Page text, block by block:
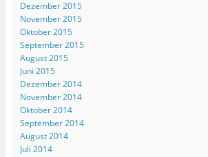
Dezember 2015
November 2015
Oktober 2015
September 2015
August 2015
Juni 2015
Dezember 2014
November 2014
Oktober 2014
September 2014
August 2014
Juli 2014